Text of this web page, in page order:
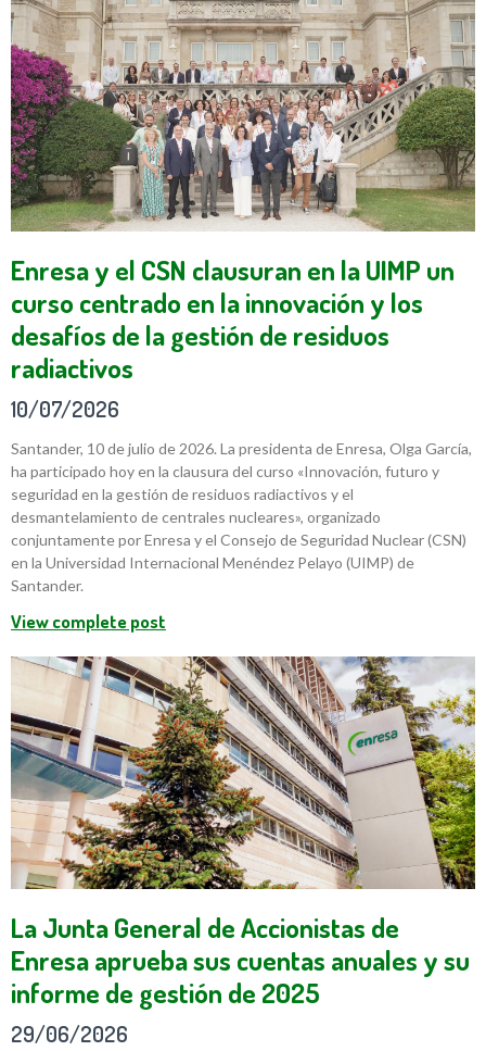
Enresa y el CSN clausuran en la UIMP un
curso centrado en la innovación y los
desafíos de la gestión de residuos
radiactivos
10/07/2026
Santander, 10 de julio de 2026. La presidenta de Enresa, Olga García,
ha participado hoy en la clausura del curso «Innovación, futuro y
seguridad en la gestión de residuos radiactivos y el
desmantelamiento de centrales nucleares», organizado
conjuntamente por Enresa y el Consejo de Seguridad Nuclear (CSN)
en la Universidad Internacional Menéndez Pelayo (UIMP) de
Santander.
View complete post
La Junta General de Accionistas de
Enresa aprueba sus cuentas anuales y su
informe de gestión de 2025
29/06/2026